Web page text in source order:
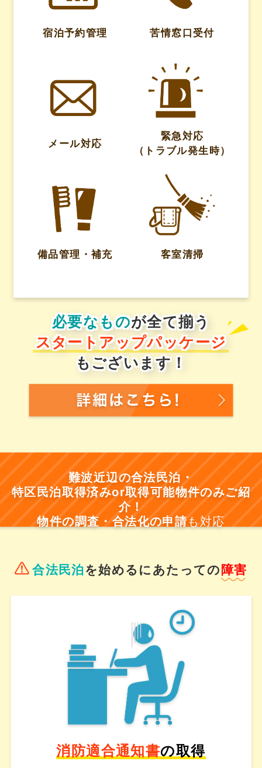
宿泊予約管理 苦情窓口受付
メール対応
緊急対応
（トラブル発生時）
備品管理・補充 客室清掃
必要なものが全て揃う
スタートアップパッケージ
もございます！
難波近辺の合法民泊・
特区民泊取得済みor取得可能物件のみご紹
介！
物件の調査・合法化の申請も対応
合法民泊を始めるにあたっての 障害
消防適合通知書の取得